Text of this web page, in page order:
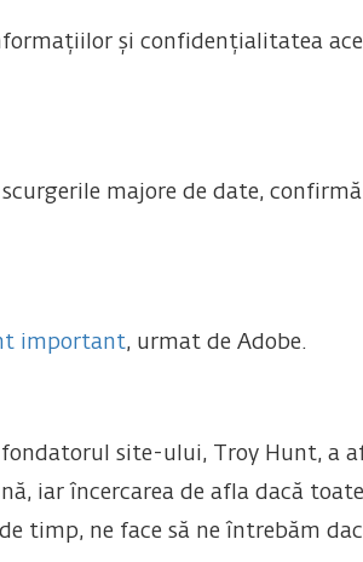
și confidențialitatea
majore de date,
important, urmat de Adobe.
site-ului, Troy Hunt, a
iar încercarea de afla dacă
ne face să ne întrebăm